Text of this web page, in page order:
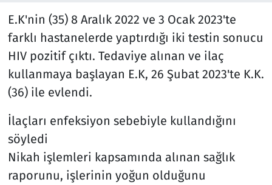
E.K'nin (35) 8 Aralık 2022 ve 3 Ocak 2023'te
farklı hastanelerde yaptırdığı iki testin sonucu
HIV pozitif çıktı. Tedaviye alınan ve ilaç
kullanmaya başlayan E.K, 26 Şubat 2023'te K.K.
(36) ile evlendi.
İlaçları enfeksiyon sebebiyle kullandığını
söyledi
Nikah işlemleri kapsamında alınan sağlık
raporunu, işlerinin yoğun olduğunu
Spor
Teknoloji ve Bilim
Televizyon